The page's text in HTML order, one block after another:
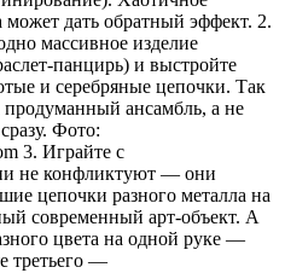
дать обратный эффект. 2.
массивное изделие
панцирь) и выстройте
и серебряные цепочки. Так
продуманный ансамбль, а не
Фото:
3. Играйте с
не конфликтуют — они
цепочки разного металла на
современный арт-объект. А
цвета на одной руке —
третьего —